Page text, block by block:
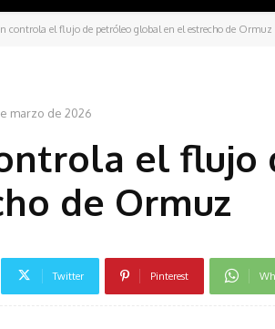
controla el flujo de petróleo global en el estrecho de Ormuz
marzo de 2026
el
de Ormuz
Twitter Pinterest